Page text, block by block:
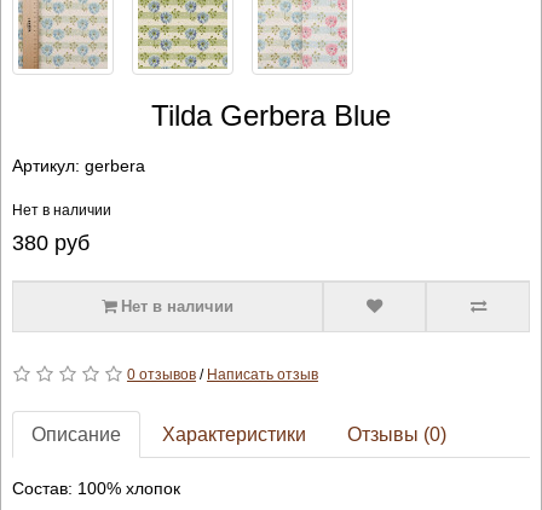
Tilda Gerbera Blue
Артикул: gerbera
Нет в наличии
380руб
Нет в наличии
0 отзывов/ Написать отзыв
Описание Характеристики Отзывы (0)
Состав: 100% хлопок